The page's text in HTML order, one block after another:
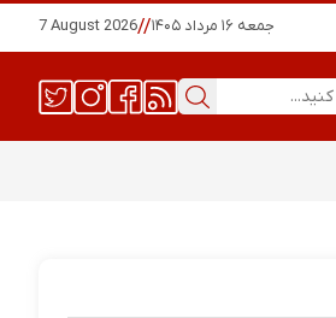
جمعه ۱۶ مرداد ۱۴۰۵ //
7 August 2026